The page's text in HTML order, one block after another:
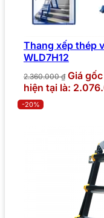
Thang xếp thép
WLD7H12
2.360.000₫ Giá
hiện tại là:
-20%